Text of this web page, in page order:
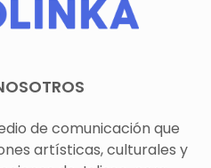
de comunicación que
artísticas, culturales y